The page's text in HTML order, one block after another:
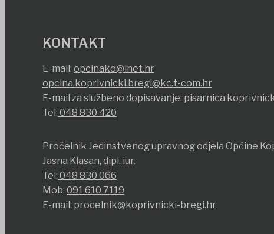
KONTAKT
E-mail: opcinako@inet.hr
opcina.koprivnicki.bregi@kc.t-com.hr
E-mail za službeno dopisavanje:
Tel: 048 830 420
Pročelnik Jedinstvenog upravnog odjela Općine
Jasna Klasan, dipl. iur.
Tel: 048 830 066
Mob: 091 610 7119
E-mail: procelnik@koprivnicki-bregi.hr